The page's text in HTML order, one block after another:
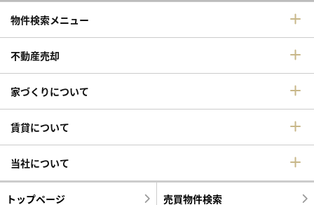
物件検索メニュー
不動産売却
家づくりについて
賃貸について
当社について
トップページ 売買物件検索